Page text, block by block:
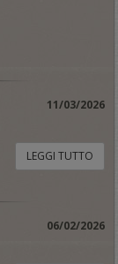
11/03/2026
LEGGI TUTTO
06/02/2026